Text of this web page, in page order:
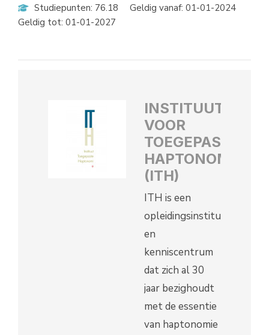
Studiepunten: 76.18
Geldig vanaf: 01-01-2024
Geldig tot: 01-01-2027
INSTITUUT
VOOR
TOEGEPASTE
HAPTONOMIE
(ITH)
ITH is een
opleidingsinstituut
en
kenniscentrum
dat zich al 30
jaar bezighoudt
met de essentie
van haptonomie